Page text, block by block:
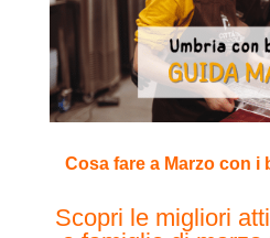
Cosa fare a Marzo con i
Scopri le migliori